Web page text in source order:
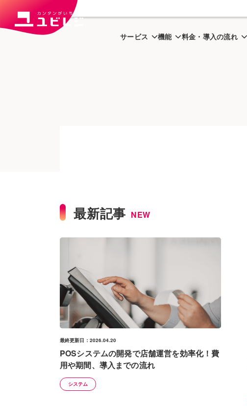
サービス 機能 料金・導入の流れ
トップ ユビはっく
最新記事 NEW
最終更新日：2026.04.20
POSシステムの開発で店舗運営を効率化！費
用や期間、導入までの流れ
システム